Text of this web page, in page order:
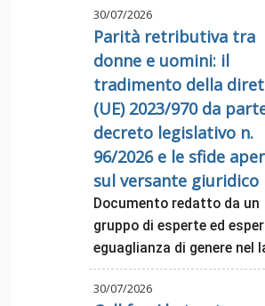
30/07/2026
Parità retributiva tra
donne e uomini: il
tradimento della
(UE) 2023/970 da
decreto legislativo n.
96/2026 e le sfide
sul versante giuridico
Documento redatto da un
gruppo di esperte ed
eguaglianza di genere nel
30/07/2026